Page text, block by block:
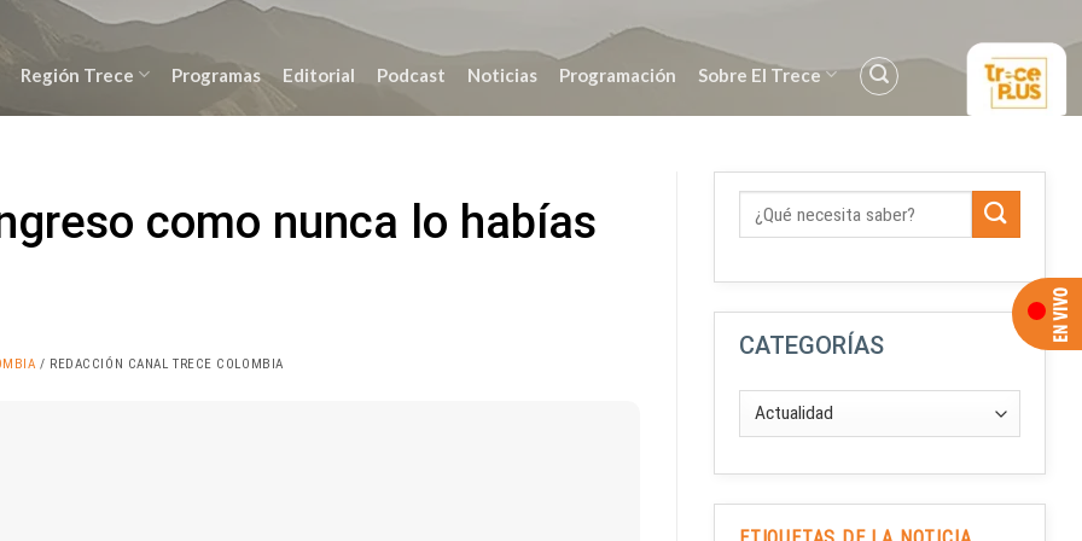
Región Trece Programas Editorial Podcast Noticias Programación Sobre El Trece
como nunca lo habías
/ REDACCIÓN CANAL TRECE COLOMBIA
CATEGORÍAS